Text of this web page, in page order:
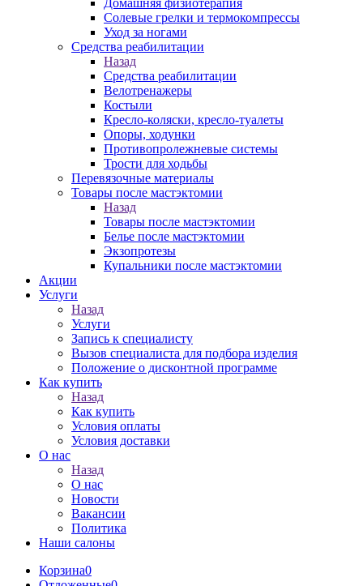
Домашняя физиотерапия
Солевые грелки и термокомпрессы
Уход за ногами
Средства реабилитации
Назад
Средства реабилитации
Велотренажеры
Костыли
Кресло-коляски, кресло-туалеты
Опоры, ходунки
Противопролежневые системы
Трости для ходьбы
Перевязочные материалы
Товары после мастэктомии
Назад
Товары после мастэктомии
Белье после мастэктомии
Экзопротезы
Купальники после мастэктомии
Акции
Услуги
Назад
Услуги
Запись к специалисту
Вызов специалиста для подбора изделия
Положение о дисконтной программе
Как купить
Назад
Как купить
Условия оплаты
Условия доставки
О нас
Назад
О нас
Новости
Вакансии
Политика
Наши салоны
Корзина0